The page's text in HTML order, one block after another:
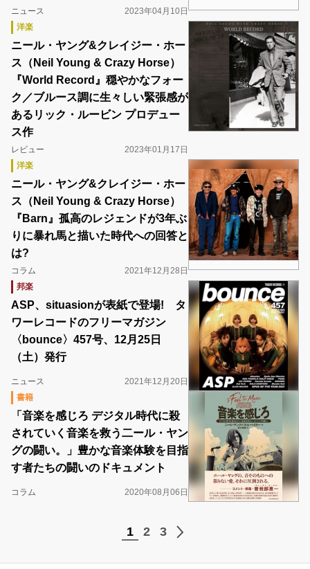
ニュース
2023年04月10日
洋楽
ニール・ヤング&クレイジー・ホー
ス（Neil Young & Crazy Horse）
『World Record』穏やかなフォー
ク／ブルース調に生々しい緊張感が
あるリック・ルービン プロデュー
ス作
レビュー
2023年01月17日
洋楽
ニール・ヤング&クレイジー・ホー
ス（Neil Young & Crazy Horse）
『Barn』孤高のレジェンドが3年ぶ
りに暴れ馬と描いた時代への回答と
は?
コラム
2021年12月28日
邦楽
ASP、situasionが表紙で登場! タ
ワーレコードのフリーマガジン
〈bounce〉457号、12月25日
（土）発行
ニュース
2021年12月20日
書籍
「音楽を感じろ デジタル時代に殺
されていく音楽を救う二ール・ヤン
グの闘い。」豊かな音楽体験を目指
す者たちの闘いのドキュメント
コラム 2020年08月06日
1 2 3